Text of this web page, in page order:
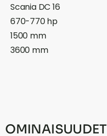
Scania DC 16
670-770 hp
1500 mm
3600 mm
OMINAISUUDET